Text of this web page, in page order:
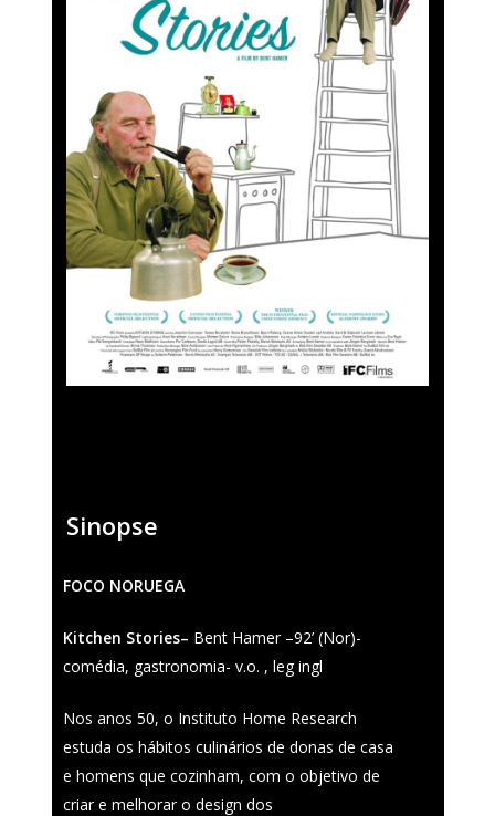
Sinopse
FOCO NORUEGA
Kitchen Stories– Bent Hamer –92’ (Nor)-
comédia, gastronomia- v.o. , leg ingl
Nos anos 50, o Instituto Home Research
estuda os hábitos culinários de donas de casa
e homens que cozinham, com o objetivo de
criar e melhorar o design dos
’27)
Entry Form (PDF)
Contactos